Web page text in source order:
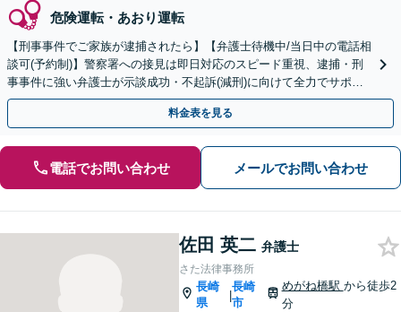
危険運転・あおり運転
【刑事事件でご家族が逮捕されたら】【弁護士待機中/当日中の電話相
談可(予約制)】警察署への接見は即日対応のスピード重視、逮捕・刑
事事件に強い弁護士が示談成功・不起訴(減刑)に向けて全力でサポー
トします。【加害者側の相談専門】
料金表を見る
電話でお問い合わせ メールでお問い合わせ
佐田 英二 弁護士
さた法律事務所
長崎
県
|
長崎
市
めがね橋駅 から徒歩2
分